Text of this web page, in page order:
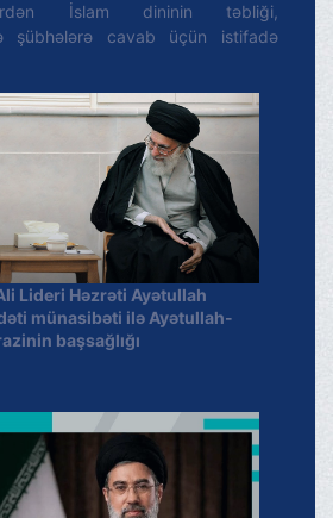
İslam dininin təbliği,
şübhələrə cavab üçün istifadə
Lideri Həzrəti Ayətullah
münasibəti ilə Ayətullah-
başsağlığı